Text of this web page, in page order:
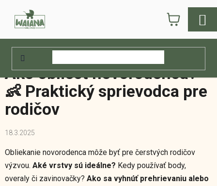
obsah
KOŠÍK
Ako obliecť novorodenca? 👶 Praktický sprievodca
Ako obliecť novorodenca?
👶 Praktický sprievodca pre
rodičov
18.3.2025
Obliekanie novorodenca môže byť pre čerstvých rodičov
výzvou. Aké vrstvy sú ideálne? Kedy používať body,
overaly či zavinovačky? Ako sa vyhnúť prehrievaniu alebo